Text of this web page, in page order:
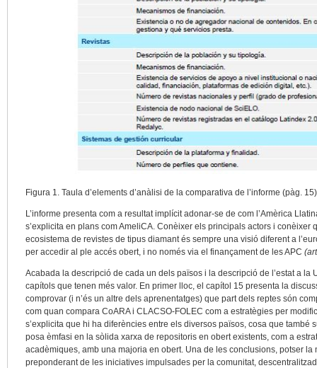
Figura 1. Taula d’elements d’anàlisi de la comparativa de l’informe (pàg.
L’informe presenta com a resultat implícit adonar-se de com l’Amèrica
s’explicita en plans com AmeliCA. Conèixer els principals actors i
ecosistema de revistes de tipus diamant és sempre una visió diferent a
per accedir al ple accés obert, i no només via el finançament de les APC
Acabada la descripció de cada un dels països i la descripció de l’estat a la
capítols que tenen més valor. En primer lloc, el capítol 15 presenta la
comprovar (i n’és un altre dels aprenentatges) que part dels reptes són
com quan compara CoARA i CLACSO-FOLEC com a estratègies per
s’explicita que hi ha diferències entre els diversos països, cosa que també
posa èmfasi en la sòlida xarxa de repositoris en obert existents, com a
acadèmiques, amb una majoria en obert. Una de les conclusions, potser
preponderant de les iniciatives impulsades per la comunitat,